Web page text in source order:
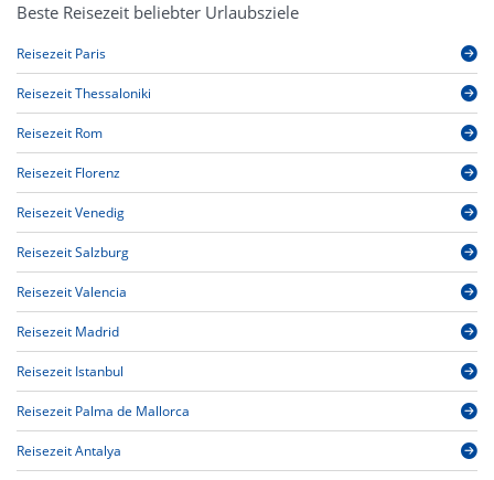
Beste Reisezeit beliebter Urlaubsziele
Reisezeit Paris
Reisezeit Thessaloniki
Reisezeit Rom
Reisezeit Florenz
Reisezeit Venedig
Reisezeit Salzburg
Reisezeit Valencia
Reisezeit Madrid
Reisezeit Istanbul
Reisezeit Palma de Mallorca
Reisezeit Antalya